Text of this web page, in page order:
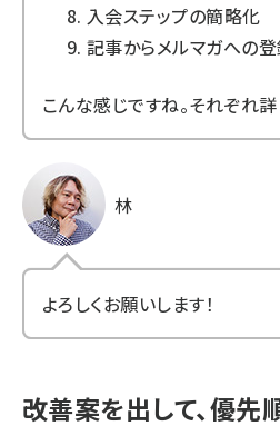
入会ステップの簡略化
記事からメルマガへの
こんな感じですね。それぞれ詳
林
よろしくお願いします！
改善案を出して、優先